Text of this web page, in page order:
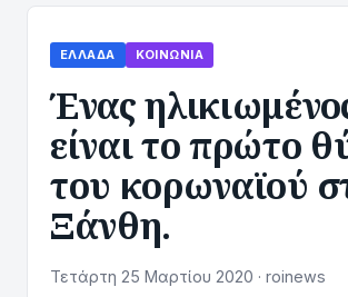
ΕΛΛΆΔΑ ΚΟΙΝΩΝΊΑ
Ένας
είναι το πρώτο
του κορωναϊού
Ξάνθη.
Τετάρτη 25 Μαρτίου 2020 · roinews